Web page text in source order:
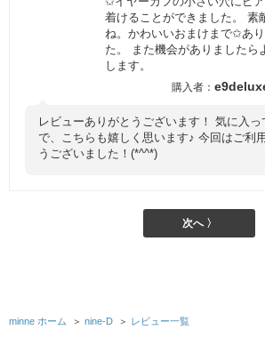
着けることができました。 素
ね。かわいいおまけまで✩あ
た。 また機会がありましたら
します。
レビューありがとうございます！ 気に入っ
で、こちらも嬉しく思います♪ 今回はご利
うございました！(*^^*)
次へ 〉
minne ホーム ＞ nine-D ＞ レビュー一覧